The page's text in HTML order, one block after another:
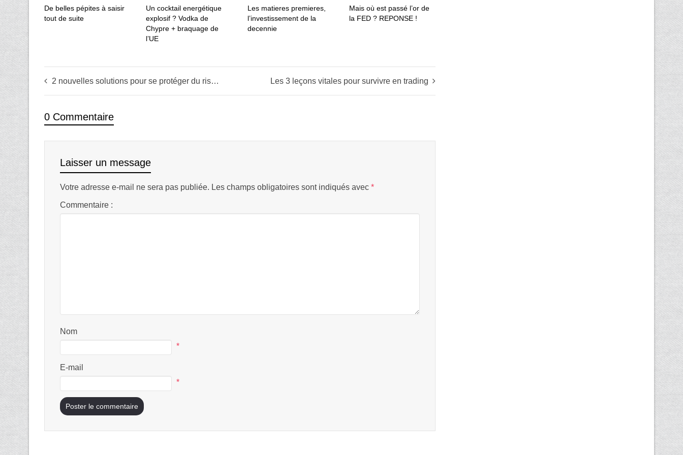
De belles pépites à saisir
tout de suite
Un cocktail energétique
explosif ? Vodka de
Chypre + braquage de
l’UE
Les matieres premieres,
l’investissement de la
decennie
Mais où est passé l’or de
la FED ? REPONSE !
2 nouvelles solutions pour se protéger du risque de faillite en 2015 Les 3 leçons vitales pour survivre en trading
0 Commentaire
Laisser un message
Votre adresse e-mail ne sera pas publiée. Les champs obligatoires sont indiqués avec *
Commentaire :
Nom
*
E-mail
*